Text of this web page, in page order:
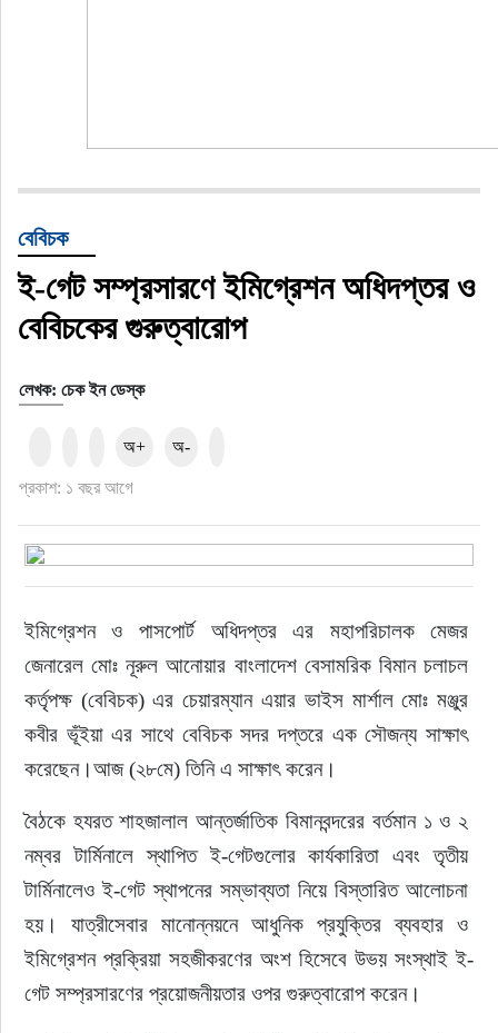
বেবিচক
ই-গেট সম্প্রসারণে ইমিগ্রেশন অধিদপ্তর ও
বেবিচকের গুরুত্বারোপ
লেখক: চেক ইন ডেস্ক
প্রকাশ: ১ বছর আগে
অ+ অ-
ইমিগ্রেশন ও পাসপোর্ট অধিদপ্তর এর মহাপরিচালক মেজর
জেনারেল মোঃ নূরুল আনোয়ার বাংলাদেশ বেসামরিক বিমান চলাচল
কর্তৃপক্ষ (বেবিচক) এর চেয়ারম্যান এয়ার ভাইস মার্শাল মোঃ মঞ্জুর
কবীর ভূঁইয়া এর সাথে বেবিচক সদর দপ্তরে এক সৌজন্য সাক্ষাৎ
করেছেন।আজ (২৮মে) তিনি এ সাক্ষাৎ করেন।
বৈঠকে হযরত শাহজালাল আন্তর্জাতিক বিমানবন্দরের বর্তমান ১ ও ২
নম্বর টার্মিনালে স্থাপিত ই-গেটগুলোর কার্যকারিতা এবং তৃতীয়
টার্মিনালেও ই-গেট স্থাপনের সম্ভাব্যতা নিয়ে বিস্তারিত আলোচনা
হয়। যাত্রীসেবার মানোন্নয়নে আধুনিক প্রযুক্তির ব্যবহার ও
ইমিগ্রেশন প্রক্রিয়া সহজীকরণের অংশ হিসেবে উভয় সংস্থাই ই-
গেট সম্প্রসারণের প্রয়োজনীয়তার ওপর গুরুত্বারোপ করেন।